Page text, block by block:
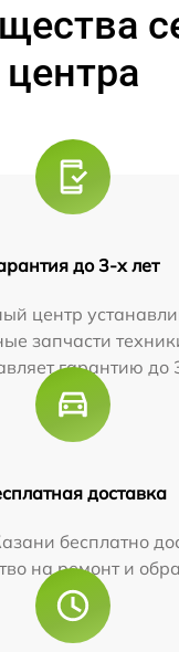
центра
до 3-х лет
центр
запчасти
гарантию до
доставка
бесплатно
на ремонт и